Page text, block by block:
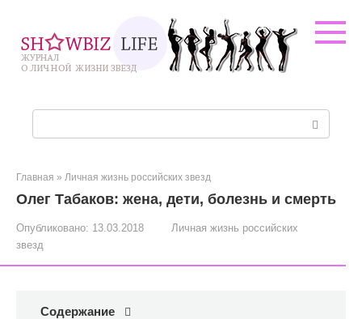
контенту
Главная » Личная жизнь российских звезд
Олег Табаков: жена, дети, болезнь и смерть
Опубликовано: 13.03.2018
Личная жизнь российских
звезд
Содержание